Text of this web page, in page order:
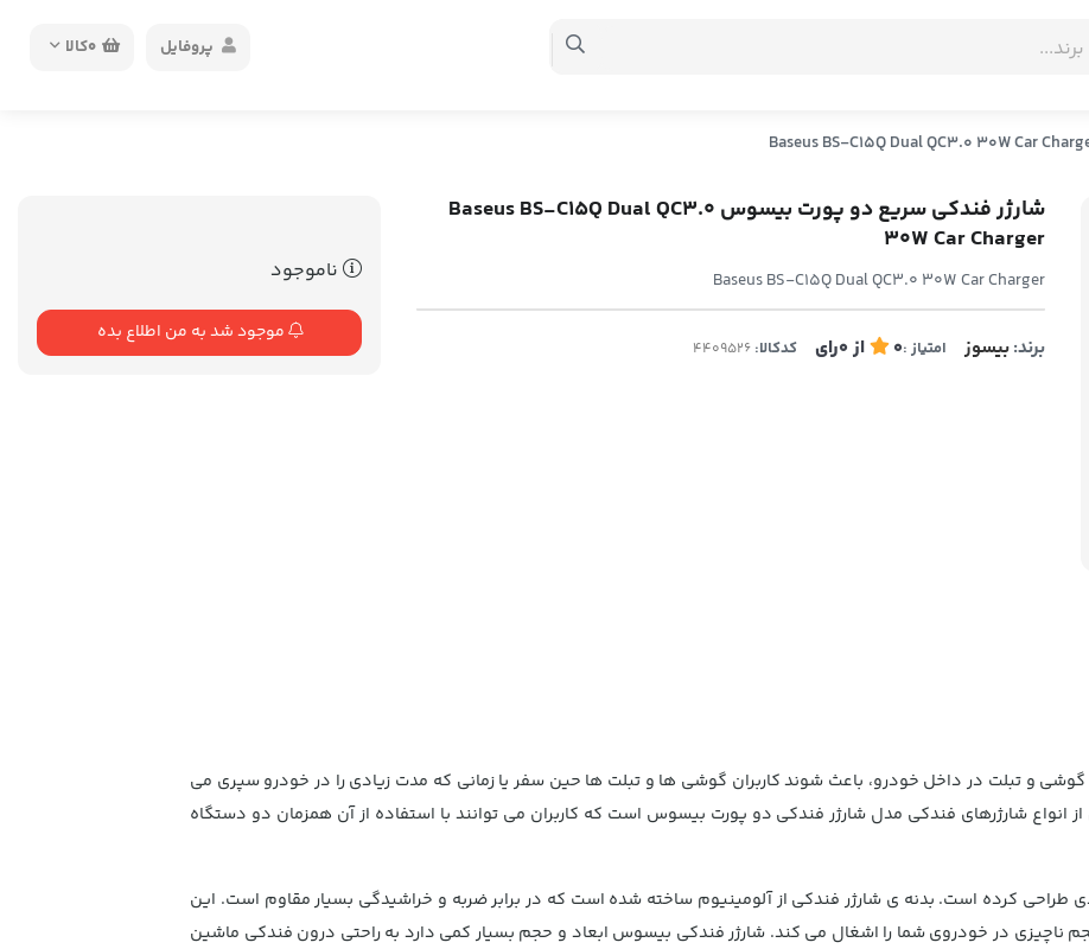
0کالا پروفایل
شارژر فندکی سریع دو پورت بیسوس Baseus BS-C15Q Dual QC3.0
30W Car Charger
Baseus BS-C15Q Dual QC3.0 30W Car Charger
برند:بیسوز امتیاز :0 از 0رای کدکالا:
ناموجود
موجود شد به من اطلاع بده
گوشی و تبلت در داخل خودرو، باعث شوند کاربران گوشی ها و تبلت ها حین سفر یا زمانی که مدت زیادی را در خودرو سپری می
از انواع شارژرهای فندکی مدل شارژر فندکی دو پورت بیسوس است که کاربران می توانند با استفاده از آن همزمان دو دستگاه
طراحی کرده است. بدنه ی شارژر فندکی از آلومینیوم ساخته شده است که در برابر ضربه و خراشیدگی بسیار مقاوم است. این
ناچیزی در خودروی شما را اشغال می کند. شارژر فندکی بیسوس ابعاد و حجم بسیار کمی دارد به راحتی درون فندکی ماشین